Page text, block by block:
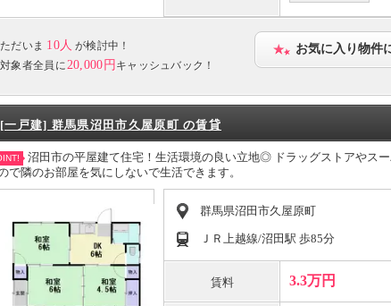
ただいま 10人 が検討中！
対象者全員に20,000円 キャッシュバック！
お気に入り物件
[一戸建] 群馬県沼田市久屋原町 の賃貸
沼田市の平屋建て住宅！生活環境の良い立地◎ ドラッグストアやス
で隣のお部屋を気にしないで生活できます。
群馬県沼田市久屋原町
ＪＲ上越線/沼田駅 歩85分
賃料 3.3万円